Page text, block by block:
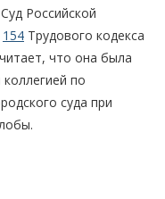
Российской
154 Трудового кодекса
что она была
по
суда при